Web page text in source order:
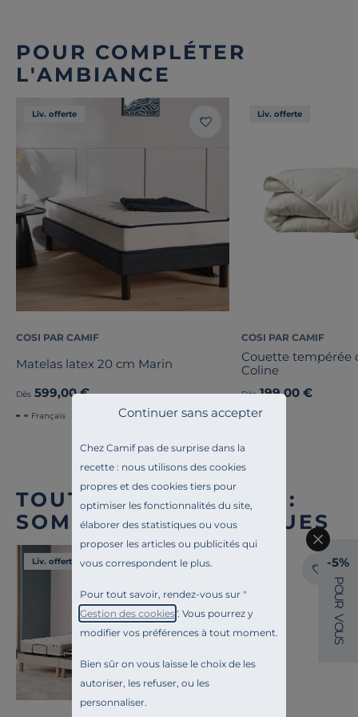
Chez Camif pas de surprise dans la
recette : nous utilisons des cookies
propres et des cookies tiers pour
optimiser les fonctionnalités du site,
élaborer des statistiques ou vous
proposer les articles ou publicités qui
vous correspondent le plus.
Pour tout savoir, rendez-vous sur "
Gestion des cookies". Vous pourrez y
modifier vos préférences à tout moment.
Bien sûr on vous laisse le choix de les
autoriser, les refuser, ou les
personnaliser.
Continuer sans accepter
POUR COMPLÉTER
L'AMBIANCE
Liv. offerte
COSI PAR CAMIF
Matelas latex 20 cm Marin
Dès 599,00 €
Français
Liv. offerte
COSI PAR CAMIF
Couette tempérée
Coline
Dès 199,00 €
TOUTE NOTRE OFFRE :
SOMMIERS ÉLECTRIQUES
Liv. offerte Liv. offerte -5%
P
O
U
R
V
O
U
S